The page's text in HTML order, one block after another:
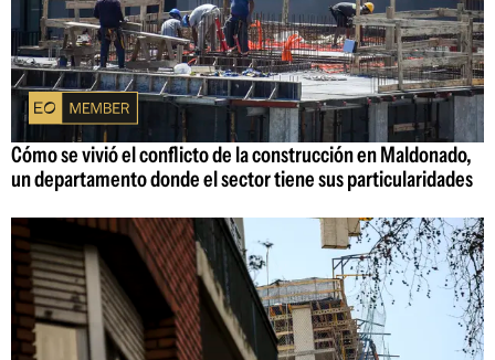
Cómo se vivió el conflicto de la construcción en Maldonado,
un departamento donde el sector tiene sus particularidades